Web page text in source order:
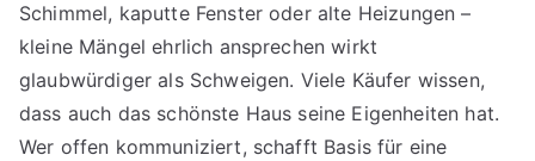
Schimmel, kaputte Fenster oder alte Heizungen –
kleine Mängel ehrlich ansprechen wirkt
glaubwürdiger als Schweigen. Viele Käufer wissen,
dass auch das schönste Haus seine Eigenheiten hat.
Wer offen kommuniziert, schafft Basis für eine